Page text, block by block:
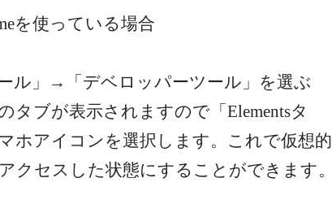
を使っている場合
ル」→「デベロッパーツール」を選ぶ
タブが表示されますので「Elementsタ
ホアイコンを選択します。これで仮想的
クセスした状態にすることができます。